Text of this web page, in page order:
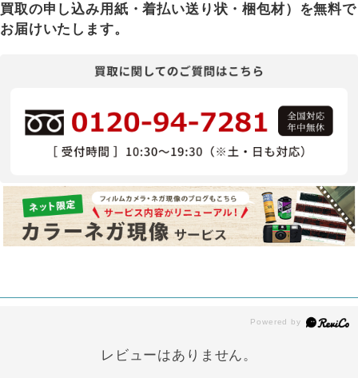
買取の申し込み用紙・着払い送り状・梱包材）を無料で
お届けいたします。
レビューはありません。